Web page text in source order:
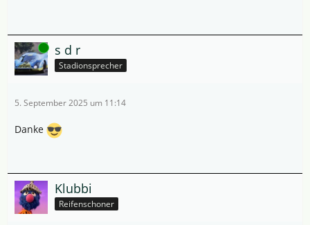
Online s d r
Stadionsprecher
5. September 2025 um 11:14
Danke
Klubbi
Reifenschoner